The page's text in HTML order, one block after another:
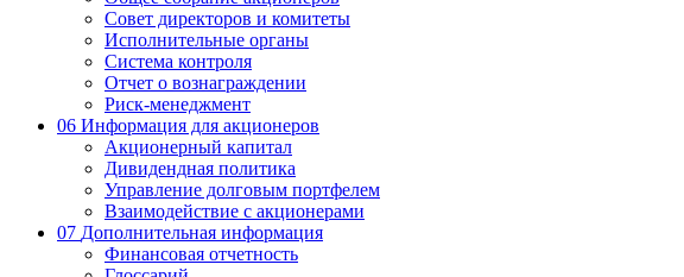
Совет директоров и комитеты
Исполнительные органы
Система контроля
Отчет о вознаграждении
Риск-менеджмент
06 Информация для акционеров
Акционерный капитал
Дивидендная политика
Управление долговым портфелем
Взаимодействие с акционерами
07 Дополнительная информация
Финансовая отчетность